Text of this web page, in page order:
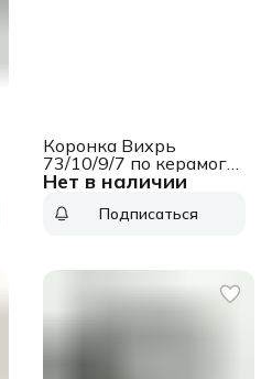
Нет в наличии
Коронка Вихрь
73/10/9/7 по керамогр/
кер Д=55мм Дл=70мм
шуруповертов/дрелей
Подписаться